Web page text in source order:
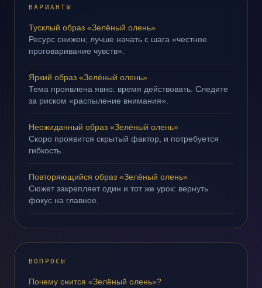
ВАРИАНТЫ
Тусклый образ «Зелёный олень»
Ресурс снижен; лучше начать с шага «честное
проговаривание чувств».
Яркий образ «Зелёный олень»
Тема проявлена явно: время действовать. Следите
за риском «распыление внимания».
Неожиданный образ «Зелёный олень»
Скоро проявится скрытый фактор, и потребуется
гибкость.
Повторяющийся образ «Зелёный олень»
Сюжет закрепляет один и тот же урок: вернуть
фокус на главное.
ВОПРОСЫ
Почему снится «Зелёный олень»?